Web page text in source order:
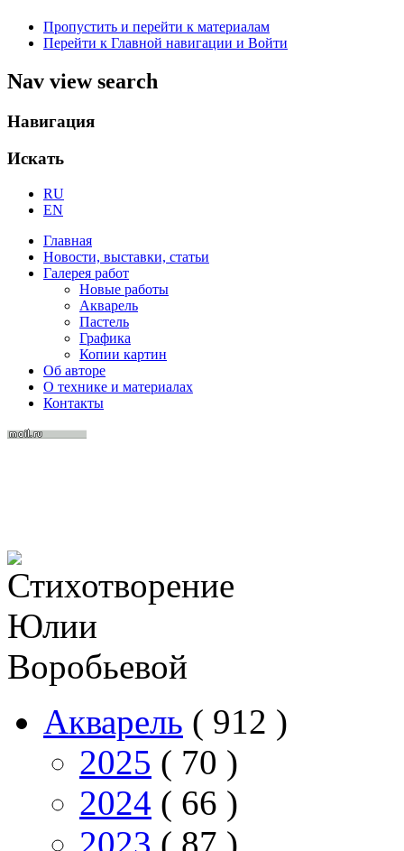
Пропустить и перейти к материалам
Перейти к Главной навигации и Войти
Nav view search
Навигация
Искать
RU
EN
Главная
Новости, выставки, статьи
Галерея работ
Новые работы
Акварель
Пастель
Графика
Копии картин
Об авторе
О технике и материалах
Контакты
Акварель ( 912 )
2025 ( 70 )
2024 ( 66 )
2023 ( 87 )